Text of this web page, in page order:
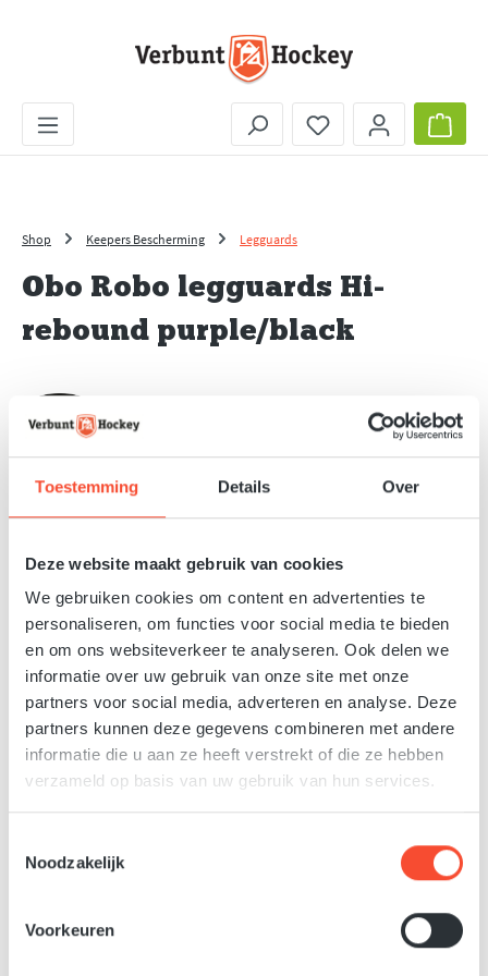
Toestemming Details Over
Deze website maakt gebruik van cookies
We gebruiken cookies om content en advertenties te
personaliseren, om functies voor social media te bieden
en om ons websiteverkeer te analyseren. Ook delen we
informatie over uw gebruik van onze site met onze
partners voor social media, adverteren en analyse. Deze
partners kunnen deze gegevens combineren met andere
informatie die u aan ze heeft verstrekt of die ze hebben
verzameld op basis van uw gebruik van hun services.
Noodzakelijk
Voorkeuren
Je hebt 0 items op
Shop Keepers Bescherming Legguards
Obo Robo legguards Hi-
rebound purple/black
Normale prijs:
€ 579,00
Verwacht vanaf 03-02-2027
Selecteer
Maat